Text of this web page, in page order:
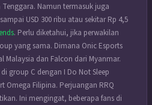
Tenggara. Namun termasuk juga
USD 300 ribu atau sekitar Rp 4,5
. Perlu diketahui, jika perwakilan
yang sama. Dimana Onic Esports
Malaysia dan Falcon dari Myanmar.
group C dengan I Do Not Sleep
Omega Filipina. Perjuangan RRQ
Ini mengingat, beberapa fans di